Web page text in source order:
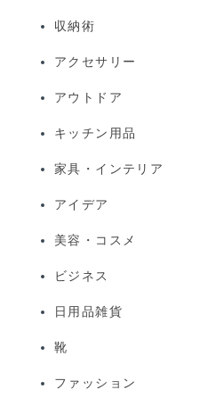
収納術
アクセサリー
アウトドア
キッチン用品
家具・インテリア
アイデア
美容・コスメ
ビジネス
日用品雑貨
靴
ファッション